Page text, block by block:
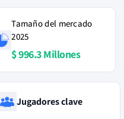
Tamaño del mercado
2025
$ 996.3 Millones
Jugadores clave